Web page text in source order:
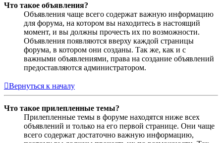
Что такое объявления?
Объявления чаще всего содержат важную информацию
для форума, на котором вы находитесь в настоящий
момент, и вы должны прочесть их по возможности.
Объявления появляются вверху каждой страницы
форума, в котором они созданы. Так же, как и с
важными объявлениями, права на создание объявлений
предоставляются администратором.
Вернуться к началу
Что такое прилепленные темы?
Прилепленные темы в форуме находятся ниже всех
объявлений и только на его первой странице. Они чаще
всего содержат достаточно важную информацию,